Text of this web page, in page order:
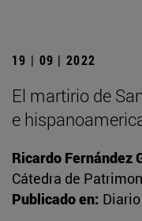
19 | 09 | 2022
El martirio de
e
Ricardo Fernández
Cátedra de
Publicado en: